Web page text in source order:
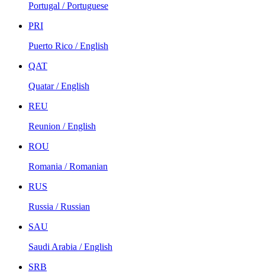
Portugal / Portuguese
PRI
Puerto Rico / English
QAT
Quatar / English
REU
Reunion / English
ROU
Romania / Romanian
RUS
Russia / Russian
SAU
Saudi Arabia / English
SRB